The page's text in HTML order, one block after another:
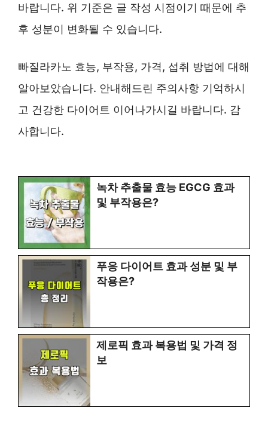
바랍니다. 위 기준은 글 작성 시점이기 때문에 추
후 성분이 변화될 수 있습니다.
빠질라카노 효능, 부작용, 가격, 섭취 방법에 대해
알아보았습니다. 안내해드린 주의사항 기억하시
고 건강한 다이어트 이어나가시길 바랍니다. 감
사합니다.
녹차 추출물 효능 EGCG 효과
및 부작용은?
푸응 다이어트 효과 성분 및 부
작용은?
제로픽 효과 복용법 및 가격 정
보